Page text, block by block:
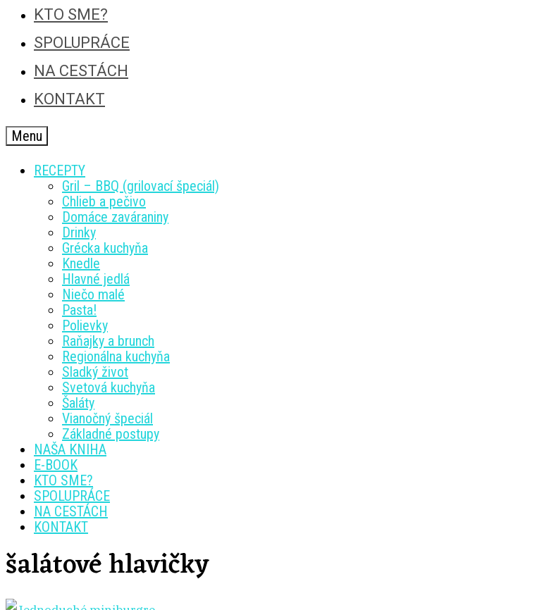
KTO SME?
SPOLUPRÁCE
NA CESTÁCH
KONTAKT
Menu
RECEPTY
Gril – BBQ (grilovací špeciál)
Chlieb a pečivo
Domáce zaváraniny
Drinky
Grécka kuchyňa
Knedle
Hlavné jedlá
Niečo malé
Pasta!
Polievky
Raňajky a brunch
Regionálna kuchyňa
Sladký život
Svetová kuchyňa
Šaláty
Vianočný špeciál
Základné postupy
NAŠA KNIHA
E-BOOK
KTO SME?
SPOLUPRÁCE
NA CESTÁCH
KONTAKT
šalátové hlavičky